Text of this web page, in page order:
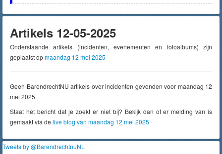
Artikels 12-05-2025
Onderstaande artikels (incidenten, evenementen en fotoalbums) zijn
geplaatst opmaandag 12 mei 2025
Geen BarendrechtNU artikels over incidenten gevonden voor maandag 12
mei 2025.
Staat het bericht dat je zoekt er niet bij? Bekijk dan of er melding van is
gemaakt via de live blog van maandag 12 mei 2025
Tweets by @BarendrechtnuNL